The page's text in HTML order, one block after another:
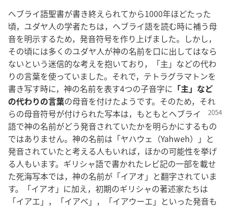
ヘブライ語聖書が書き終えられてから1000年ほどたった
頃，ユダヤ人の学者たちは，ヘブライ語を読む時に補う母
音を明示するため，発音符号を作り上げました。しかし，
その頃には多くのユダヤ人が神の名前を口に出してはなら
ないという迷信的な考えを抱いており，「主」などの代わ
りの言葉を使っていました。それで，テトラグラマトンを
書き写す時に，神の名前を表す4つの子音字に 「主」など
の代わりの言葉の母音を付けたようです。そのため，それ
らの母音符号が付けられた写本は，もともとヘブライ
語で神の名前がどう発音されていたかを明らかにするもの
ではありません。神の名前は「ヤハウェ（Yahweh）」と
発音されていたと考える人もいれば，ほかの可能性を挙げ
る人もいます。ギリシャ語で書かれたレビ記の一部を載せ
た死海写本では，神の名前が「イアオ」と翻字されていま
す。「イアオ」に加え，初期のギリシャの著述家たちは
「イアエ」，「イアベ」，「イアウーエ」といった発音も